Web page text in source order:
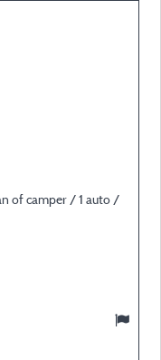
of camper / 1 auto /